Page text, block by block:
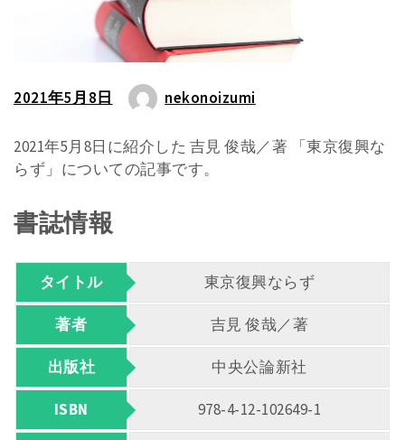
2021年5月8日 nekonoizumi
2021年5月8日に紹介した 吉見 俊哉／著 「東京復興な
らず」についての記事です。
書誌情報
タイトル 東京復興ならず
著者 吉見 俊哉／著
出版社 中央公論新社
ISBN 978-4-12-102649-1